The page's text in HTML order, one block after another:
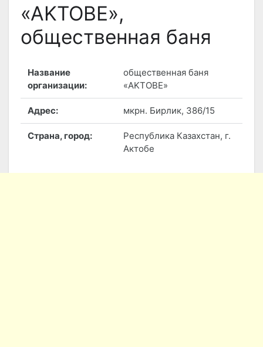
«AKTOBE»,
общественная баня
Название
организации:
общественная баня
«AKTOBE»
Адрес: мкрн. Бирлик, 386/15
Страна, город:
Республика Казахстан, г.
Актобе